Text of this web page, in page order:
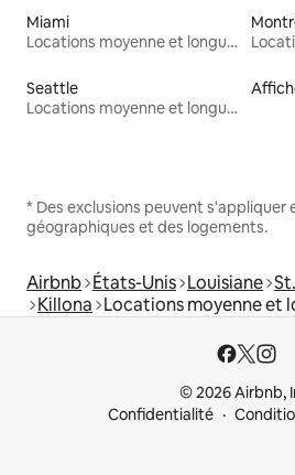
Miami
Locations moyenne et longue durée
Seattle
Locations moyenne et longue durée
* Des exclusions peuvent s'appliquer
géographiques et des logements.
Airbnb États-Unis Louisiane
Killona Locations moyenne et
© 2026 Airbnb,
Confidentialité